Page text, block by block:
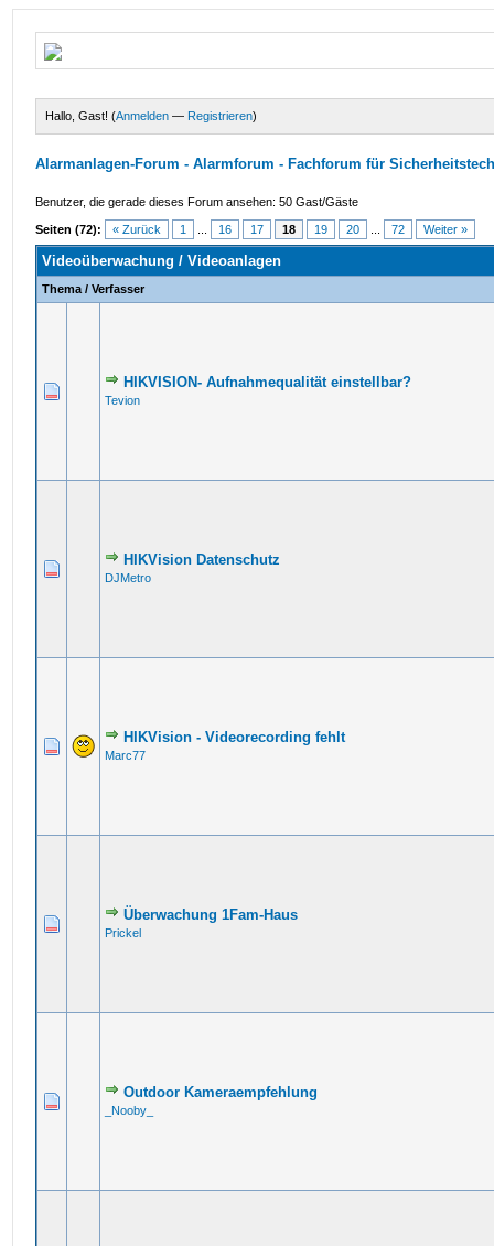
Hallo, Gast! (Anmelden — Registrieren)
Alarmanlagen-Forum - Alarmforum - Fachforum für
Benutzer, die gerade dieses Forum ansehen: 50 Gast/Gäste
Seiten (72): « Zurück 1 16 17 18 19 20 72 Weiter »
Videoüberwachung / Videoanlagen
Thema /Verfasser
HIKVISION- Aufnahmequalität einstellbar?
Tevion
HIKVision Datenschutz
DJMetro
HIKVision - Videorecording fehlt
Marc77
Überwachung 1Fam-Haus
Prickel
Outdoor Kameraempfehlung
_Nooby_